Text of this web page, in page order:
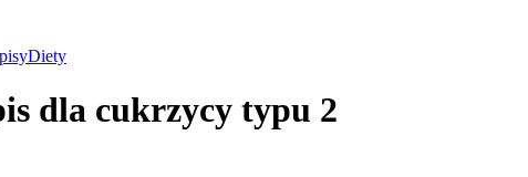
Diety
dla cukrzycy typu 2